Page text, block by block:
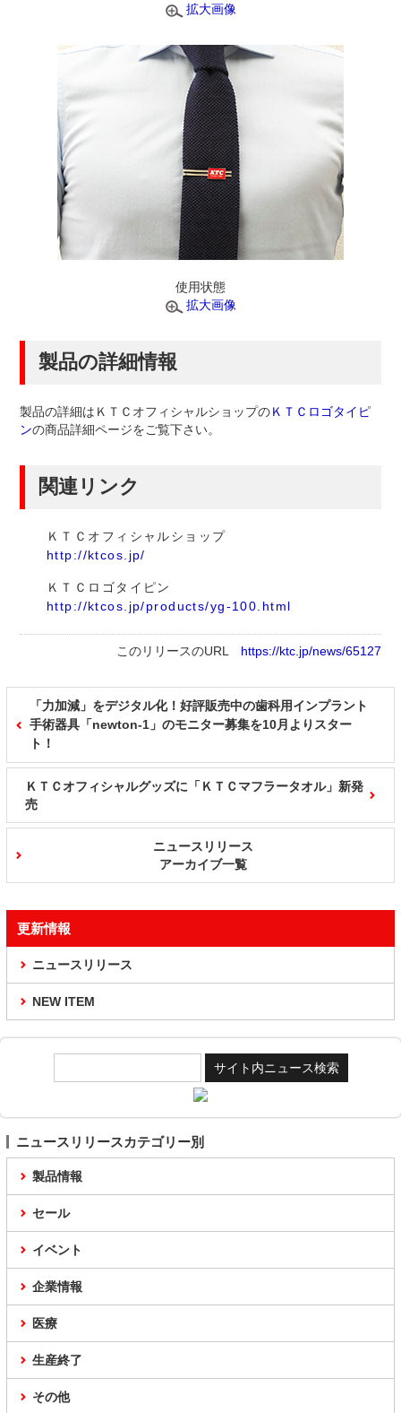
拡大画像
使用状態
拡大画像
製品の詳細情報
製品の詳細はＫＴＣオフィシャルショップのＫＴＣロゴタイピ
ンの商品詳細ページをご覧下さい。
関連リンク
ＫＴＣオフィシャルショップ
http://ktcos.jp/
ＫＴＣロゴタイピン
http://ktcos.jp/products/yg-100.html
このリリースのURL https://ktc.jp/news/65127
「力加減」をデジタル化！好評販売中の歯科用インプラント
手術器具「newton-1」のモニター募集を10月よりスター
ト！
ニュースリリース
アーカイブ一覧
ＫＴＣオフィシャルグッズに「ＫＴＣマフラータオル」新発
売
更新情報
ニュースリリース
NEW ITEM
ニュースリリースカテゴリー別
製品情報
セール
イベント
企業情報
医療
生産終了
その他